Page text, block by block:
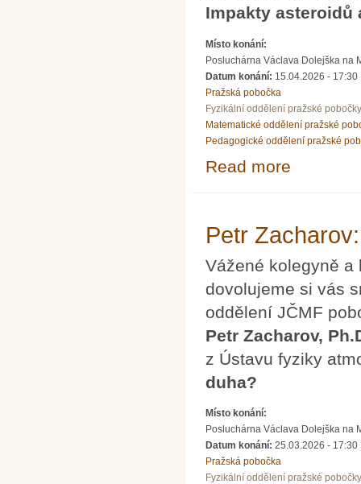
Impakty asteroidů
Místo konání:
Posluchárna Václava Dolejška na
Datum konání: 15.04.2026 - 17:30
Pražská pobočka
Fyzikální oddělení pražské pobočky
Matematické oddělení pražské
Pedagogické oddělení pražské
Read more
Petr
Vážené kolegyně a
dovolujeme si vás
oddělení JČMF
Petr Zacharov,
z Ústavu fyziky
duha?
Místo konání:
Posluchárna Václava Dolejška na
Datum konání: 25.03.2026 - 17:30
Pražská pobočka
Fyzikální oddělení pražské pobočky